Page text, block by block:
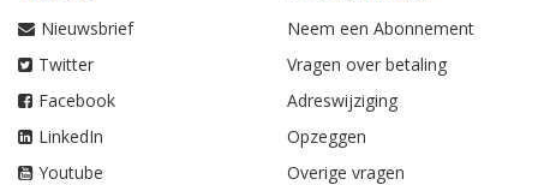
Nieuwsbrief
Twitter
Facebook
LinkedIn
Youtube
Neem een Abonnement
Vragen over betaling
Adreswijziging
Opzeggen
Overige vragen